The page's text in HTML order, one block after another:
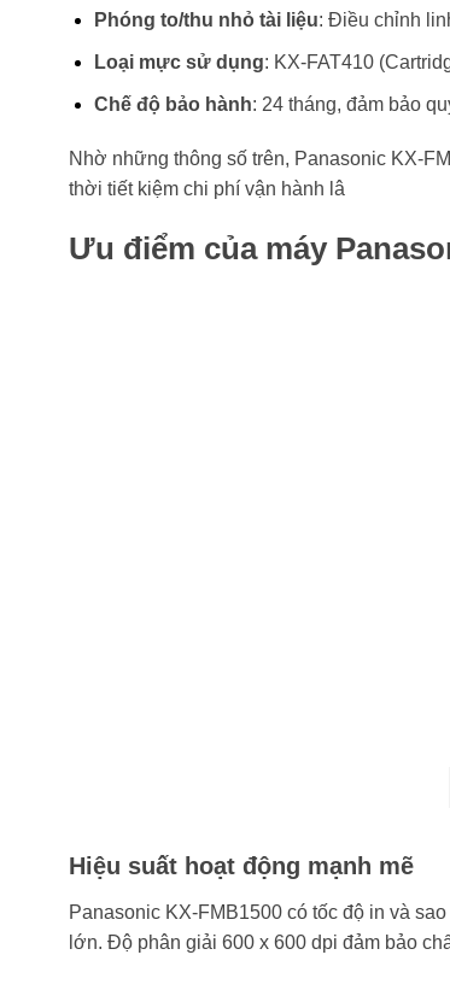
Phóng to/thu nhỏ tài liệu: Điều chỉnh
Loại mực sử dụng: KX-FAT410
Chế độ bảo hành: 24 tháng, đảm bảo
Nhờ những thông số trên, Panasonic KX-
thời tiết kiệm chi phí vận hành lâ
Ưu điểm của máy
Hiệu suất hoạt động mạnh mẽ
Panasonic KX-FMB1500 có tốc độ in và
lớn. Độ phân giải 600 x 600 dpi đảm bảo